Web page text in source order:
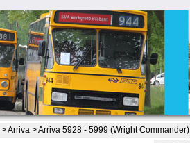
>Arriva >Arriva 5928 - 5999 (Wright Commander)